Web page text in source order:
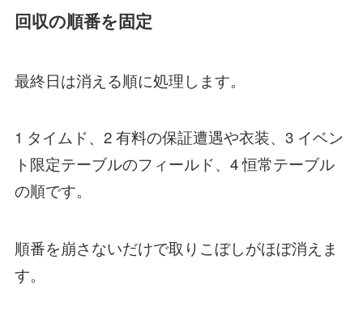
回収の順番を固定
最終日は消える順に処理します。
1 タイムド、2 有料の保証遭遇や衣装、3 イベン
ト限定テーブルのフィールド、4 恒常テーブル
の順です。
順番を崩さないだけで取りこぼしがほぼ消えま
す。